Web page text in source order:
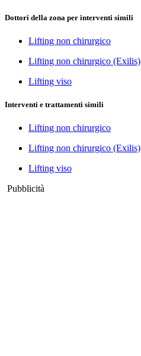
Dottori della zona per interventi simili
Lifting non chirurgico
Lifting non chirurgico (Exilis)
Lifting viso
Interventi e trattamenti simili
Lifting non chirurgico
Lifting non chirurgico (Exilis)
Lifting viso
Pubblicità